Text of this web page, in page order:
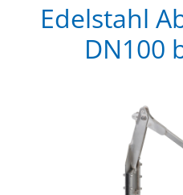
Edelstahl
DN100